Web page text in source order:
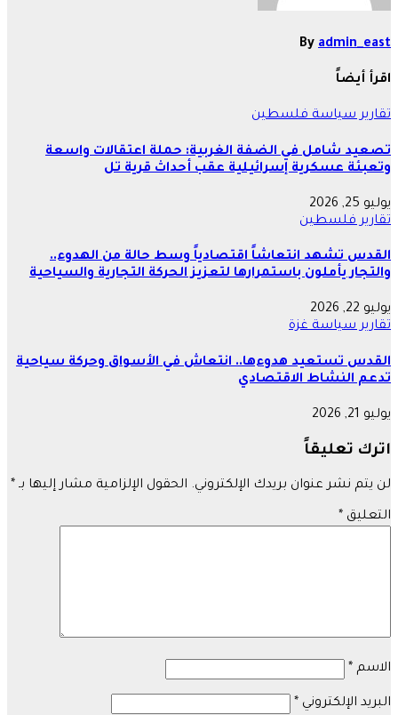
By admin_east
اقرأ أيضاً
تقاريرسياسةفلسطين
تصعيد شامل في الضفة الغربية: حملة اعتقالات واسعة
وتعبئة عسكرية إسرائيلية عقب أحداث قرية تل
يوليو 25, 2026
تقاريرفلسطين
القدس تشهد انتعاشاً اقتصادياً وسط حالة من الهدوء..
والتجار يأملون باستمرارها لتعزيز الحركة التجارية والسياحية
يوليو 22, 2026
تقاريرسياسةغزة
القدس تستعيد هدوءها.. انتعاش في الأسواق وحركة سياحية
تدعم النشاط الاقتصادي
يوليو 21, 2026
اترك تعليقاً
لن يتم نشر عنوان بريدك الإلكتروني. الحقول الإلزامية مشار إليها بـ *
التعليق *
الاسم *
البريد الإلكتروني *